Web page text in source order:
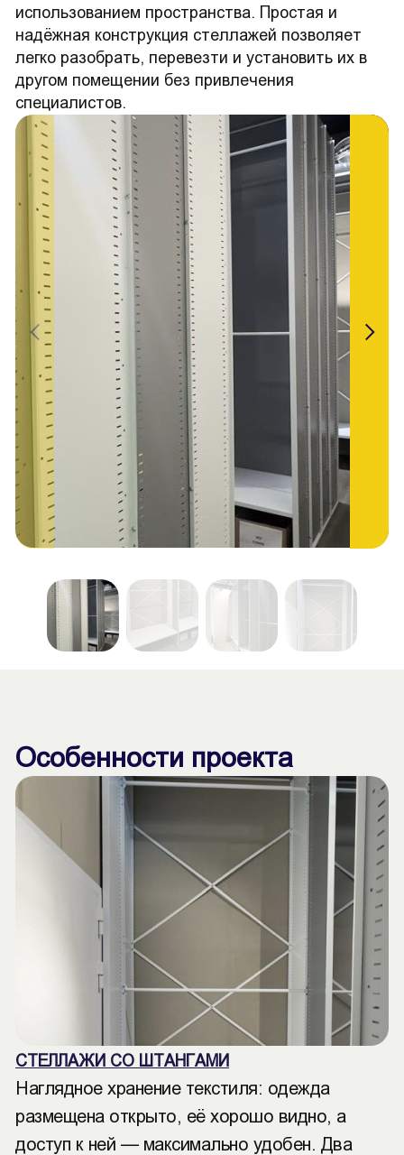
использованием пространства. Простая и
надёжная конструкция стеллажей позволяет
легко разобрать, перевезти и установить их в
другом помещении без привлечения
специалистов.
Особенности проекта
СТЕЛЛАЖИ СО ШТАНГАМИ
Наглядное хранение текстиля: одежда
размещена открыто, её хорошо видно, а
доступ к ней — максимально удобен. Два